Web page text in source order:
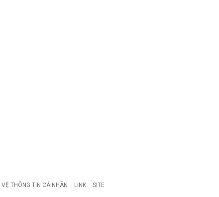
THÔNG TIN CÁ NHÂN LINK SITE